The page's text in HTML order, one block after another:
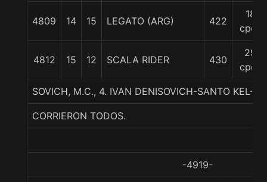
4809 14 15 LEGATO (ARG) 422
18
cpos
4812 15 12 SCALA RIDER 430
29
cpos
SOVICH, M.C., 4. IVAN DENISOVICH-SANTO KEL-
CORRIERON TODOS.
-4919-